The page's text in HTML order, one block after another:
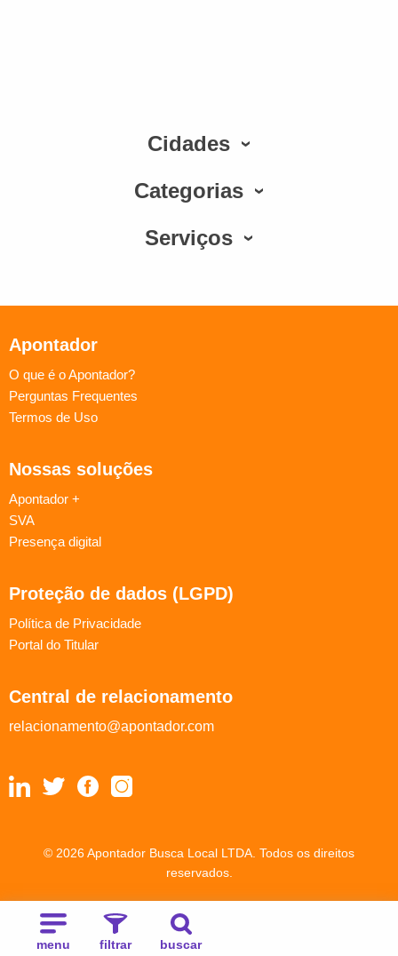
menu filtrar buscar
Cidades
Categorias
Serviços
Apontador
O que é o Apontador?
Perguntas Frequentes
Termos de Uso
Nossas soluções
Apontador +
SVA
Presença digital
Proteção de dados (LGPD)
Política de Privacidade
Portal do Titular
Central de relacionamento
relacionamento@apontador.com
© 2026 Apontador Busca Local LTDA. Todos os direitos
reservados.